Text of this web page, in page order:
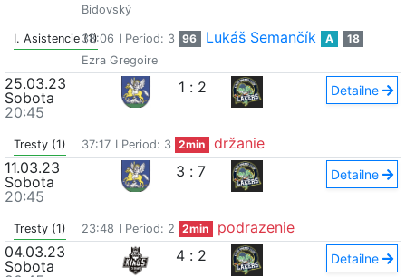
Bidovský
I. Asistencie (1)38:06 I Period: 3 96 Lukáš Semančík A
18
Ezra Gregoire
25.03.23
Sobota
20:45
1 : 2 Detailne
Tresty (1) 37:17 I Period: 3 2min
držanie
11.03.23
Sobota
20:45
3 : 7 Detailne
Tresty (1) 23:48 I Period: 2 2min
podrazenie
04.03.23
Sobota
4 : 2 Detailne